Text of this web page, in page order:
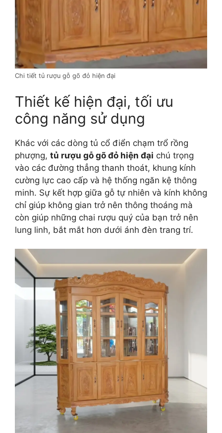
Chi tiết tủ rượu gỗ gõ đỏ hiện đại
Thiết kế hiện đại, tối ưu
công năng sử dụng
Khác với các dòng tủ cổ điển chạm trổ rồng
phượng, tủ rượu gỗ gõ đỏ hiện đại chú trọng
vào các đường thẳng thanh thoát, khung kính
cường lực cao cấp và hệ thống ngăn kệ thông
minh. Sự kết hợp giữa gỗ tự nhiên và kính không
chỉ giúp không gian trở nên thông thoáng mà
còn giúp những chai rượu quý của bạn trở nên
lung linh, bắt mắt hơn dưới ánh đèn trang trí.